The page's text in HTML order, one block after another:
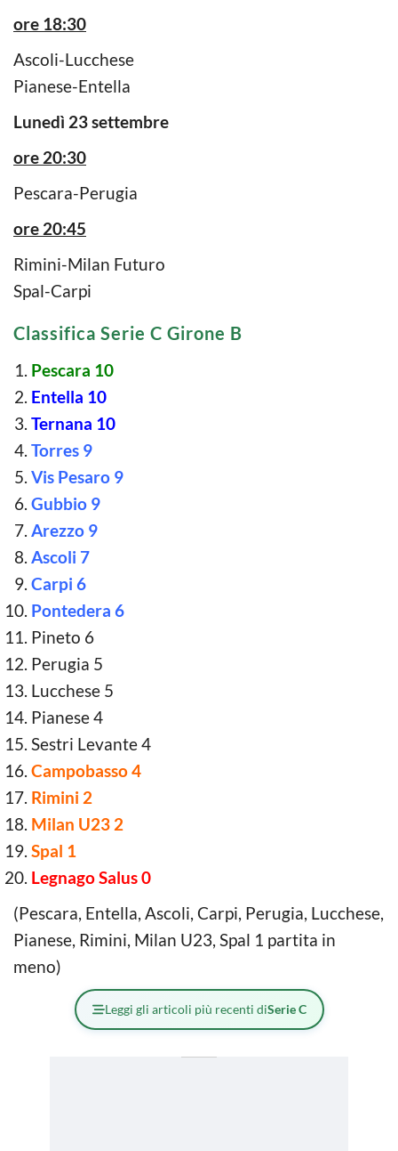
ore 18:30
Ascoli-Lucchese
Pianese-Entella
Lunedì 23 settembre
ore 20:30
Pescara-Perugia
ore 20:45
Rimini-Milan Futuro
Spal-Carpi
Classifica Serie C Girone B
Pescara 10
Entella 10
Ternana 10
Torres 9
Vis Pesaro 9
Gubbio 9
Arezzo 9
Ascoli 7
Carpi 6
Pontedera 6
Pineto 6
Perugia 5
Lucchese 5
Pianese 4
Sestri Levante 4
Campobasso 4
Rimini 2
Milan U23 2
Spal 1
Legnago Salus 0
(Pescara, Entella, Ascoli, Carpi, Perugia, Lucchese,
Pianese, Rimini, Milan U23, Spal 1 partita in
meno)
Leggi gli articoli più recenti diSerie C